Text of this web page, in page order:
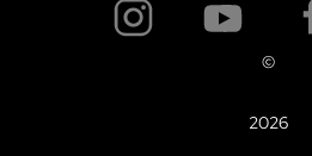
©
2026